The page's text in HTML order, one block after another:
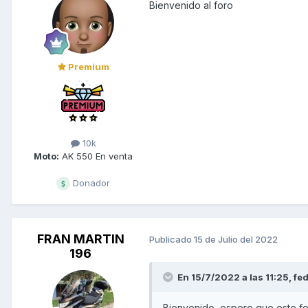
Premium
10k
Moto: AK 550 En venta
Donador
Bienvenido al foro
FRAN MARTIN
196
Publicado 15 de Julio del 2022
En 15/7/2022 a las 11:25,